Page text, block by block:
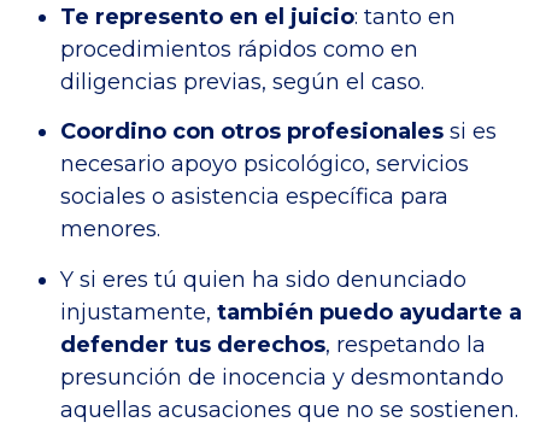
Te represento en el juicio: tanto en
procedimientos rápidos como en
diligencias previas, según el caso.
Coordino con otros profesionales si es
necesario apoyo psicológico, servicios
sociales o asistencia específica para
menores.
Y si eres tú quien ha sido denunciado
injustamente, también puedo ayudarte a
defender tus derechos, respetando la
presunción de inocencia y desmontando
aquellas acusaciones que no se sostienen.